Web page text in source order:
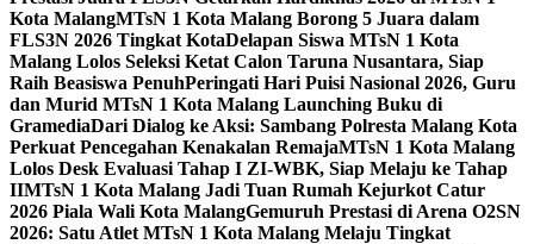
Kota MalangMTsN 1 Kota Malang Borong 5 Juara dalam
FLS3N 2026 Tingkat KotaDelapan Siswa MTsN 1 Kota
Malang Lolos Seleksi Ketat Calon Taruna Nusantara, Siap
Raih Beasiswa PenuhPeringati Hari Puisi Nasional 2026, Guru
dan Murid MTsN 1 Kota Malang Launching Buku di
GramediaDari Dialog ke Aksi: Sambang Polresta Malang Kota
Perkuat Pencegahan Kenakalan RemajaMTsN 1 Kota Malang
Lolos Desk Evaluasi Tahap I ZI-WBK, Siap Melaju ke Tahap
IIMTsN 1 Kota Malang Jadi Tuan Rumah Kejurkot Catur
2026 Piala Wali Kota MalangGemuruh Prestasi di Arena O2SN
2026: Satu Atlet MTsN 1 Kota Malang Melaju Tingkat